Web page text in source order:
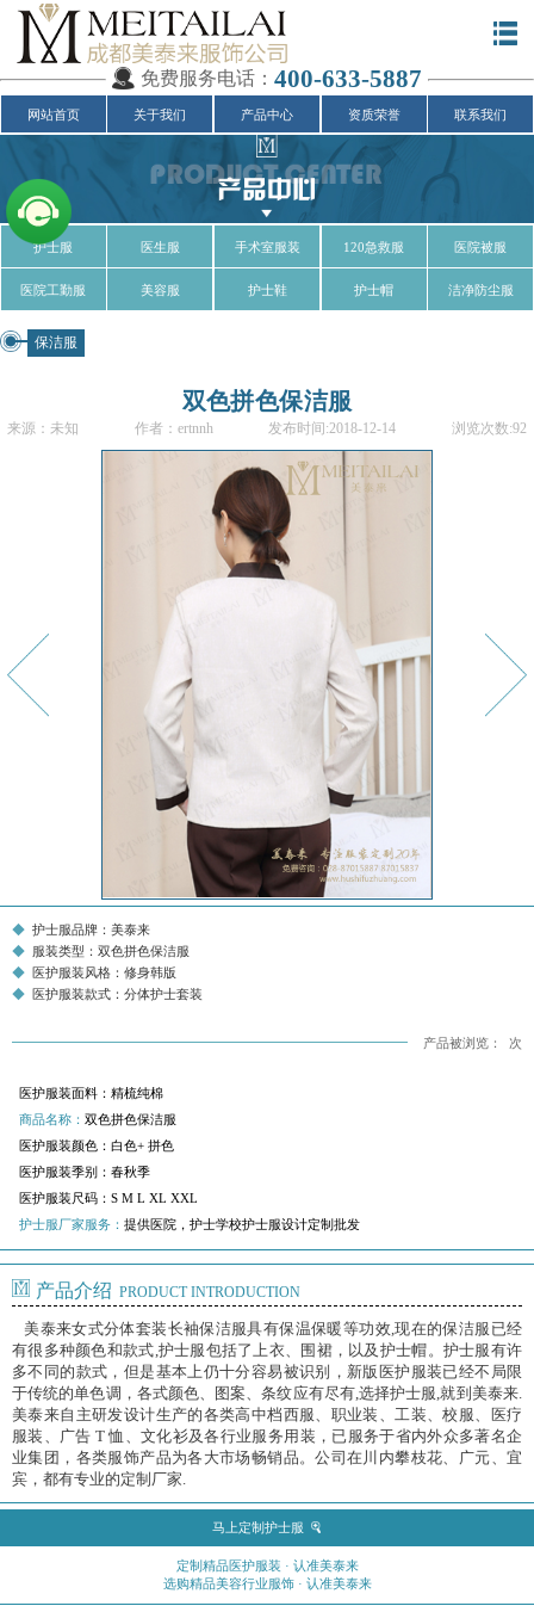
免费服务电话： 400-633-5887
网站首页 关于我们 产品中心 资质荣誉 联系我们
护士服 医生服 手术室服装 120急救服 医院被服
医院工勤服 美容服 护士鞋 护士帽 洁净防尘服
保洁服
双色拼色保洁服
来源：未知 作者：ertnnh 发布时间:2018-12-14 浏览次数:92
护士服品牌：美泰来
服装类型：双色拼色保洁服
医护服装风格：修身韩版
医护服装款式：分体护士套装
产品被浏览： 次
医护服装面料： 精梳纯棉
商品名称： 双色拼色保洁服
医护服装颜色： 白色+ 拼色
医护服装季别： 春秋季
医护服装尺码： S M L XL XXL
护士服厂家服务： 提供医院，护士学校护士服设计定制批发
产品介绍 PRODUCT INTRODUCTION
美泰来女式分体套装长袖保洁服具有保温保暖等功效,现在的保洁服已经
有很多种颜色和款式,护士服包括了上衣、围裙，以及护士帽。护士服有许
多不同的款式，但是基本上仍十分容易被识别，新版医护服装已经不局限
于传统的单色调，各式颜色、图案、条纹应有尽有,选择护士服,就到美泰来.
美泰来自主研发设计生产的各类高中档西服、职业装、工装、校服、医疗
服装、广告 T 恤、文化衫及各行业服务用装，已服务于省内外众多著名企
业集团，各类服饰产品为各大市场畅销品。公司在川内攀枝花、广元、宜
宾，都有专业的定制厂家.
马上定制护士服
定制精品医护服装 · 认准美泰来
选购精品美容行业服饰 · 认准美泰来